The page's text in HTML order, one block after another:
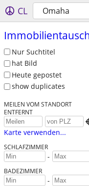
CL Omaha
Nur Suchtitel
hat Bild
Heute gepostet
show duplicates
MEILEN VOM STANDORT
ENTFERNT
Karte verwenden...
SCHLAFZIMMER
-
BADEZIMMER
-